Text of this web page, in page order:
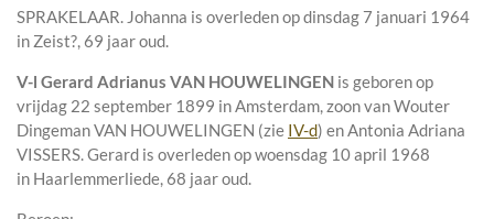
SPRAKELAAR. Johanna is overleden op dinsdag 7 januari 1964
in Zeist?, 69 jaar oud.
V-l Gerard Adrianus VAN HOUWELINGEN is geboren op
vrijdag 22 september 1899 inAmsterdam, zoon vanWouter
Dingeman VAN HOUWELINGEN (zie IV-d) enAntonia Adriana
VISSERS. Gerard is overleden op woensdag 10 april 1968
in Haarlemmerliede, 68 jaar oud.